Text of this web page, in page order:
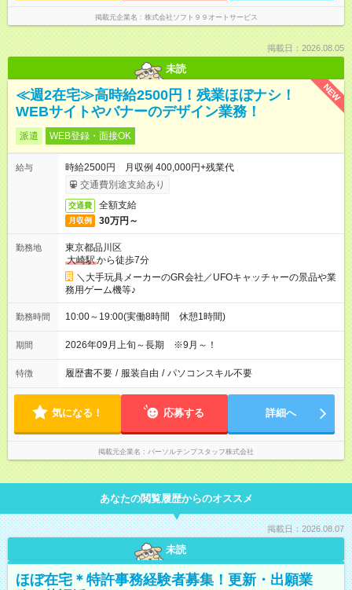
掲載元企業名 株式会社ソフト９９オートサービス
掲載日：2026.08.05
未読
NEW
≪週2在宅≫高時給2500円！残業ほぼナシ！
WEBサイトやバナーのデザイン業務！
派遣 WEB登録・面接OK
給与
時給2500円 月収例 400,000円+残業代
交通費別途支給あり
交通費 全額支給
月収例 30万円～
勤務地
東京都品川区
大崎駅から徒歩7分
＼大手玩具メーカーのGR会社／UFOキャッチャーの景品や業
務用ゲーム機等♪
勤務時間 10:00～19:00(実働8時間 休憩1時間)
期間 2026年09月上旬～長期 ※9月～！
特徴 履歴書不要 / 服装自由 / パソコンスキル不要
気になる！ 応募する 詳細へ
掲載元企業名 パーソルテンプスタッフ株式会社
あなたの閲覧履歴からのオススメ
掲載日：2026.08.07
未読
ほぼ在宅＊特許事務経験者募集！更新・出願業